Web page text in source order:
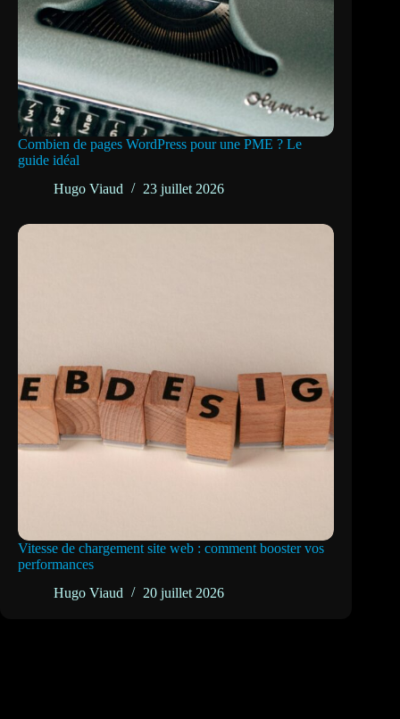
Combien de pages WordPress pour une PME ? Le
guide idéal
Hugo Viaud
23 juillet 2026
Vitesse de chargement site web : comment booster vos
performances
Hugo Viaud
20 juillet 2026